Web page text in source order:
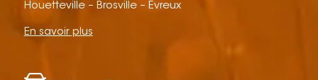
Houetteville – Brosville – Évreux
En savoir plus